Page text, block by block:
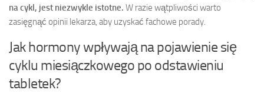
na cykl, jest niezwykle istotne. W razie wątpliwości warto
zasięgnąć opinii lekarza, aby uzyskać fachowe porady.
Jak hormony wpływają na pojawienie się
cyklu miesiączkowego po odstawieniu
tabletek?